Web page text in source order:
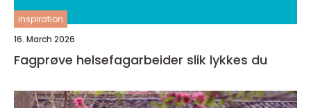
inspiration
16. March 2026
Fagprøve helsefagarbeider slik lykkes du